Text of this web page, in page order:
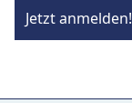
Jetzt anmelden!